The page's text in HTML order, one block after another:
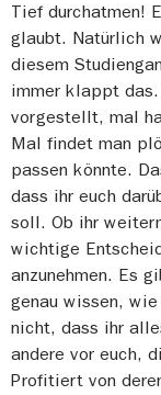
Tief durchatmen!
glaubt. Natürlich
diesem
immer klappt
vorgestellt, mal
Mal findet man
passen könnte.
dass ihr euch
soll. Ob ihr
wichtige
anzunehmen. Es
genau wissen,
nicht, dass ihr
andere vor euch,
Profitiert von